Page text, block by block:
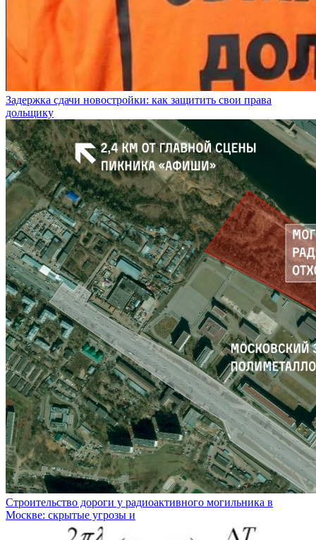
Задержка сдачи новостройки: как защитить свои права
дольщику
Строительство дороги у радиоактивного могильника в
Москве: скрытые угрозы и